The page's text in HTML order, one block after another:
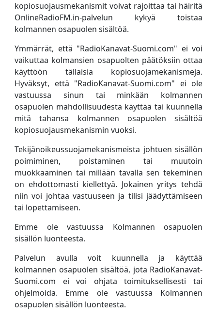
kopiosuojausmekanismit voivat rajoittaa tai häiritä
OnlineRadioFM.in-palvelun kykyä toistaa
kolmannen osapuolen sisältöä.
Ymmärrät, että "RadioKanavat-Suomi.com" ei voi
vaikuttaa kolmansien osapuolten päätöksiin ottaa
käyttöön tällaisia ​​kopiosuojamekanismeja.
Hyväksyt, että "RadioKanavat-Suomi.com" ei ole
vastuussa sinun tai minkään kolmannen
osapuolen mahdollisuudesta käyttää tai kuunnella
mitä tahansa kolmannen osapuolen sisältöä
kopiosuojausmekanismin vuoksi.
Tekijänoikeussuojamekanismeista johtuen sisällön
poimiminen, poistaminen tai muutoin
muokkaaminen tai millään tavalla sen tekeminen
on ehdottomasti kiellettyä. Jokainen yritys tehdä
niin voi johtaa vastuuseen ja tilisi jäädyttämiseen
tai lopettamiseen.
Emme ole vastuussa Kolmannen osapuolen
sisällön luonteesta.
Palvelun avulla voit kuunnella ja käyttää
kolmannen osapuolen sisältöä, jota RadioKanavat-
Suomi.com ei voi ohjata toimituksellisesti tai
ohjelmoida. Emme ole vastuussa Kolmannen
osapuolen sisällön luonteesta.